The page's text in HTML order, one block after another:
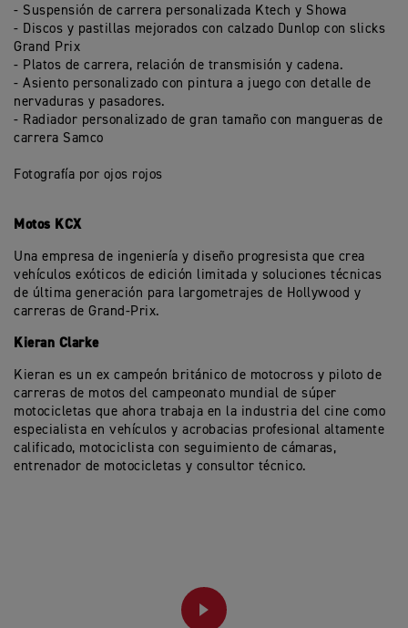
- Suspensión de carrera personalizada Ktech y Showa
- Discos y pastillas mejorados con calzado Dunlop con slicks
Grand Prix
- Platos de carrera, relación de transmisión y cadena.
- Asiento personalizado con pintura a juego con detalle de
nervaduras y pasadores.
- Radiador personalizado de gran tamaño con mangueras de
carrera Samco
Fotografía por ojos rojos
Motos KCX
Una empresa de ingeniería y diseño progresista que crea
vehículos exóticos de edición limitada y soluciones técnicas
de última generación para largometrajes de Hollywood y
carreras de Grand-Prix.
Kieran Clarke
Kieran es un ex campeón británico de motocross y piloto de
carreras de motos del campeonato mundial de súper
motocicletas que ahora trabaja en la industria del cine como
especialista en vehículos y acrobacias profesional altamente
calificado, motociclista con seguimiento de cámaras,
entrenador de motocicletas y consultor técnico.
PLAY